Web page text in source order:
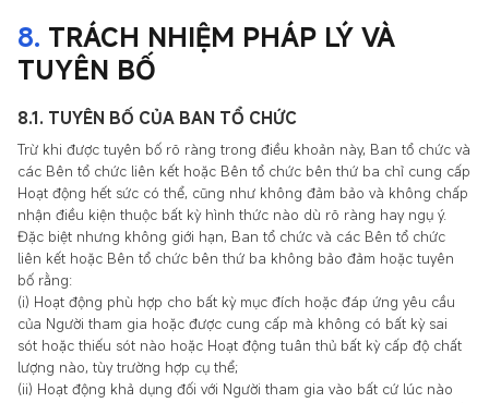
8. TRÁCH NHIỆM PHÁP LÝ VÀ
TUYÊN BỐ
8.1. TUYÊN BỐ CỦA BAN TỔ CHỨC
Trừ khi được tuyên bố rõ ràng trong điều khoản này, Ban tổ chức và
các Bên tổ chức liên kết hoặc Bên tổ chức bên thứ ba chỉ cung cấp
Hoạt động hết sức có thể, cũng như không đảm bảo và không chấp
nhận điều kiện thuộc bất kỳ hình thức nào dù rõ ràng hay ngụ ý.
Đặc biệt nhưng không giới hạn, Ban tổ chức và các Bên tổ chức
liên kết hoặc Bên tổ chức bên thứ ba không bảo đảm hoặc tuyên
bố rằng:
(i) Hoạt động phù hợp cho bất kỳ mục đích hoặc đáp ứng yêu cầu
của Người tham gia hoặc được cung cấp mà không có bất kỳ sai
sót hoặc thiếu sót nào hoặc Hoạt động tuân thủ bất kỳ cấp độ chất
lượng nào, tùy trường hợp cụ thể;
(ii) Hoạt động khả dụng đối với Người tham gia vào bất cứ lúc nào